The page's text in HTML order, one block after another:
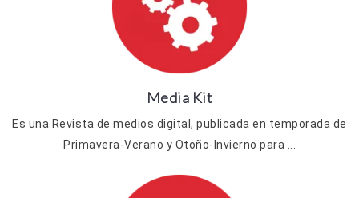
Media Kit
Es una Revista de medios digital, publicada en temporada de
Primavera-Verano y Otoño-Invierno para ...